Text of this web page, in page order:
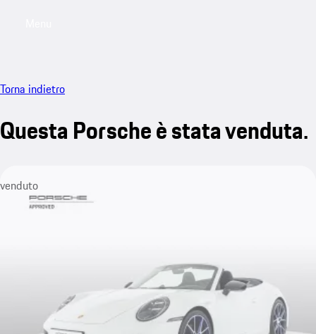
Torna indietro
Questa Porsche è stata venduta.
venduto